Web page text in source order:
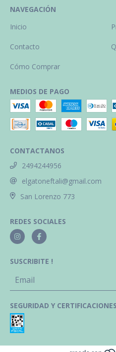
NAVEGACIÓN
Inicio
Contacto
Cómo Comprar
MEDIOS DE PAGO
CONTACTANOS
2494244956
elgatoneftali@gmail.com
San Lorenzo 773
REDES SOCIALES
SUSCRIBITE !
SEGURIDAD Y CERTIFICACIONES